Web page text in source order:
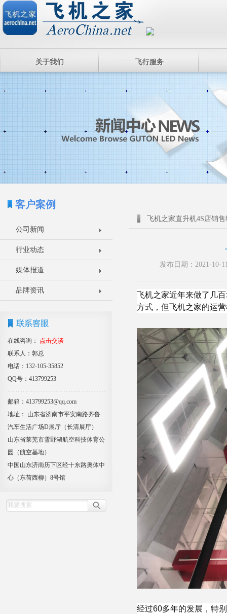
关于我们 飞行服务
客户案例
公司新闻
行业动态
媒体报道
品牌资讯
在线咨询：
点击交谈
联系人：郭总
电话：132-105-35852
QQ号：413799253
邮箱：413799253@qq.com
地址： 山东省济南市平安南路齐鲁
汽车生活广场D展厅（长清展厅）
山东省莱芜市雪野湖航空科技体育公
园（航空基地）
中国山东济南历下区经十东路奥体中
心（东荷西柳）8号馆
飞机之家直升机4S店销
发布日期：2021-10-
飞机之家近年来做了几
方式，但飞机之家的运
经过60多年的发展，特